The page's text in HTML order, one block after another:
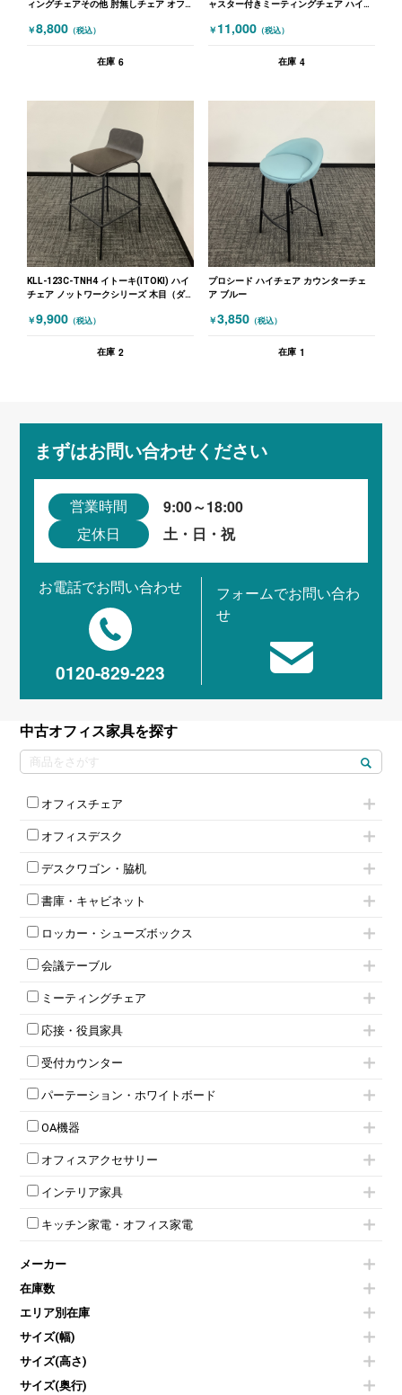
ィングチェアその他 肘無しチェア オフ
￥8,800 （税込）
在庫 6
ャスター付きミーティングチェア ハイチ
￥ 11,000 （税込）
在庫 4
KLL-123C-TNH4 イトーキ(ITOKI) ハイ
チェア ノットワークシリーズ 木目（ダ
￥9,900 （税込）
在庫 2
プロシード ハイチェア カウンターチェ
ア ブルー
￥3,850 （税込）
在庫 1
まずはお問い合わせください
営業時間 9:00～18:00
定休日 土・日・祝
お電話でお問い合わせ
0120-829-223
フォームでお問い合わ
せ
中古オフィス家具を探す
オフィスチェア
肘無しチェア
役員チェア
オフィスチェアその他
オフィスデスク
フリーアドレスデスク（ベンチデスク）
昇降デスク
両袖机
デスクワゴン・脇机
インワゴン2段
インワゴン3段
脇机
書庫・キャビネット
ハイキャビネット
ローキャビネット
両開きキャビネット
上下連結キャビネット
軽量ラック（スチールラック）
収納家具その他
両開書庫
ラテラル書庫
ロッカー・シューズボックス
1人用ロッカー
2人用ロッカー
3人用ロッカー
5人用ロッカー
8人用ロッカー
多人数ロッカー
ダイヤル錠ロッカー
ダイヤル錠ロッカー
ワードローブ・クローゼット
会議テーブル
スタッキングテーブル
ネスティングテーブル
カウンターテーブル
T字脚テーブル
会議テーブルW1200～
会議テーブルW1800～
平行スタックテーブル
会議テーブルその他
ミーティングチェア
キャスター付きミーティングチェア
スタッキングミーティングチェア
テーブル付きミーティングチェア
折りたたみミーティングチェア
ハイチェア
ミーティングチェアその他
応接・役員家具
応接セット
応接ソファ
応接チェア
応接・役員家具その他
受付カウンター
ローカウンター
ラウンジカウンター
パーテーション・ホワイトボード
パーテーション
自立タイプパーテーション
パーテーションその他
壁掛けホワイトボード
ホワイトボードその他
OA機器
電話機（ビジネスフォン）
シュレッダー
スクリーン
その他OA機器
オフィスアクセサリー
チェア用台車
演台・講演台・演説台
防音パネル
コートハンガー・ポールハンガー
傘立て
食器棚・キッチンキャビネット
カタログスタンド
オフィスアクセサリーその他
インテリア家具
モールドチェア
ダイニングチェア
カウンターテーブル
センターテーブル・サイドテーブル
ベンチ・スツール
ソファ
シェルフ
ダストボックス（ゴミ箱）
インテリア家具その他
キッチン家電・オフィス家電
冷蔵庫・洗濯機
空気清浄機・加湿器
液晶テレビ・モニター類
エアコン
掃除機
季節家電
メーカー
在庫数
エリア別在庫
サイズ(幅)
サイズ(高さ)
サイズ(奥行)